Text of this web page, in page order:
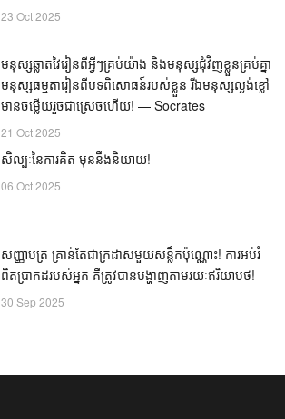
23 Oct 2025
មនុស្សឆ្លាតវៃរៀនពីអ្វីៗគ្រប់យ៉ាង និងមនុស្សជុំវិញខ្លួនគ្រប់គ្នា
មនុស្សធម្មតារៀនពីបទពិសោធន៍របស់ខ្លួន រីឯមនុស្សល្ងង់ខ្លៅ
មានចម្លើយរួចជាស្រេចហើយ! — Socrates
21 Oct 2025
សិល្បៈនៃការគិត មុននឹងនិយាយ!
06 Oct 2025
សញ្ញាបត្រ គ្រាន់តែជាក្រដាសមួយសន្លឹកប៉ុណ្ណោះ! ការអប់រំ
ពិតប្រាកដរបស់អ្នក គឺត្រូវបានបង្ហាញតាមរយៈឥរិយាបថ!
30 Sep 2025